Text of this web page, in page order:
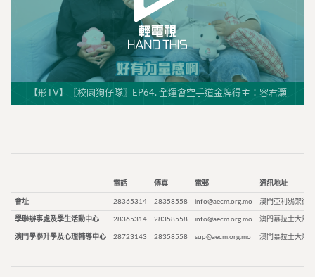
【形TV】〖校園狗仔隊〗EP64. 全運會空手道金牌得主：容君灝
電話 傳真 電郵 通訊地址
會址 28365314 28358558 info@aecm.org.mo 澳門亞利鴉架街9
學聯辦事處及學生活動中心 28365314 28358558 info@aecm.org.mo 澳門慕拉士大馬
澳門學聯升學及心理輔導中心 28723143 28358558 sup@aecm.org.mo 澳門慕拉士大馬